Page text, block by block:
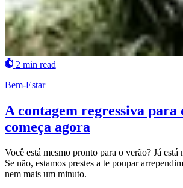
2 min read
Bem-Estar
A contagem regressiva para
começa agora
Você está mesmo pronto para o verão? Já
Se não, estamos prestes a te poupar
nem mais um minuto.